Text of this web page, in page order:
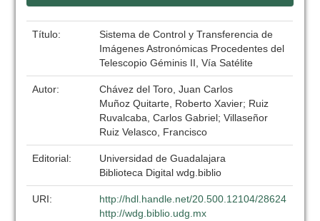
Título:
Sistema de Control y Transferencia de
Imágenes Astronómicas Procedentes del
Telescopio Géminis II, Vía Satélite
Autor:
Chávez del Toro, Juan Carlos
Muñoz Quitarte, Roberto Xavier; Ruiz
Ruvalcaba, Carlos Gabriel; Villaseñor
Ruiz Velasco, Francisco
Editorial:
Universidad de Guadalajara
Biblioteca Digital wdg.biblio
URI:
http://hdl.handle.net/20.500.12104/28624
http://wdg.biblio.udg.mx